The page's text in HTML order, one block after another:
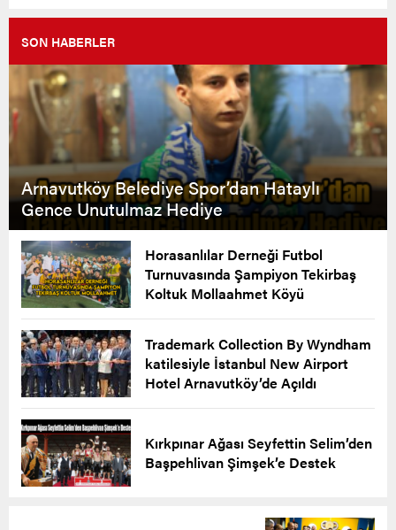
SON HABERLER
Arnavutköy Belediye Spor’dan Hataylı
Gence Unutulmaz Hediye
Horasanlılar Derneği Futbol
Turnuvasında Şampiyon Tekirbaş
Koltuk Mollaahmet Köyü
Trademark Collection By Wyndham
katilesiyle İstanbul New Airport
Hotel Arnavutköy’de Açıldı
Kırkpınar Ağası Seyfettin Selim’den
Başpehlivan Şimşek’e Destek